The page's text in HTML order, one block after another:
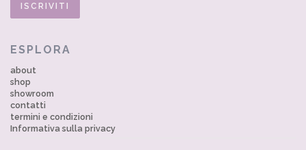
ESPLORA
about
shop
showroom
contatti
termini e condizioni
Informativa sulla privacy